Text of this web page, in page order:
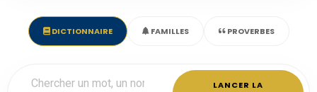
DICTIONNAIRE FAMILLES PROVERBES
LANCER LA